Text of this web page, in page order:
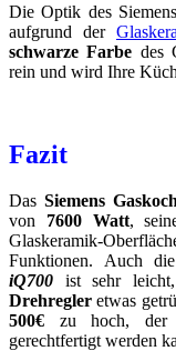
Die Optik des
aufgrund der
schwarze Farbe des
rein und wird Ihre
Fazit
Das Siemens
von 7600 Watt,
Glaskeramik-
Funktionen. Auch
iQ700 ist sehr
Drehregler etwas
500€ zu hoch, der
gerechtfertigt werden